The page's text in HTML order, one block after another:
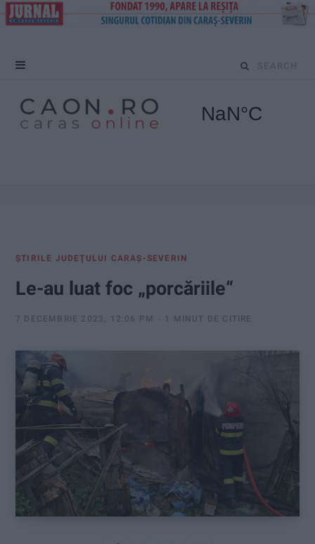
S
:
ŞTIRILE JUDEŢULUI CARAŞ-SEVERIN
Le-au luat foc „porcăriile“
7 DECEMBRIE 2023, 12:06 PM 1 MINUT DE CITIRE